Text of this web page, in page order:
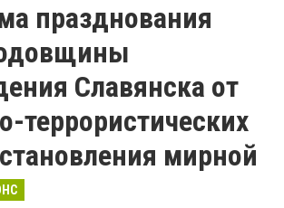
празднования
Славянска от
террористических
мирной